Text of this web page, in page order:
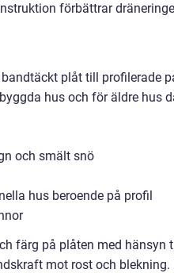
förbättrar
plåt till profilerade
hus och för äldre hus
och smält snö
hus beroende på profil
färg på plåten med hänsyn
mot rost och